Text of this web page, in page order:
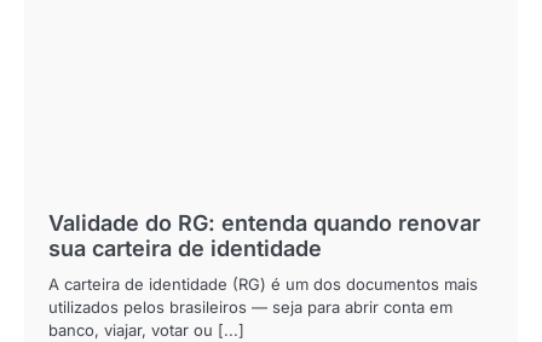
Validade do RG: entenda quando renovar
sua carteira de identidade
A carteira de identidade (RG) é um dos documentos mais
utilizados pelos brasileiros — seja para abrir conta em
banco, viajar, votar ou [...]